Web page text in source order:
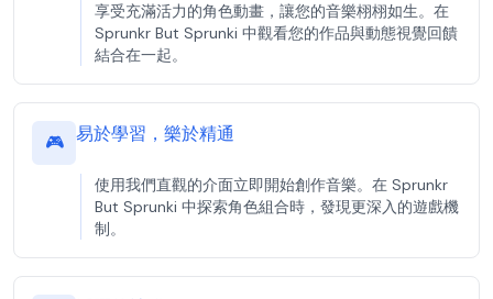
享受充滿活力的角色動畫，讓您的音樂栩栩如生。在
Sprunkr But Sprunki 中觀看您的作品與動態視覺回饋
結合在一起。
🎮 易於學習，樂於精通
使用我們直觀的介面立即開始創作音樂。在 Sprunkr
But Sprunki 中探索角色組合時，發現更深入的遊戲機
制。